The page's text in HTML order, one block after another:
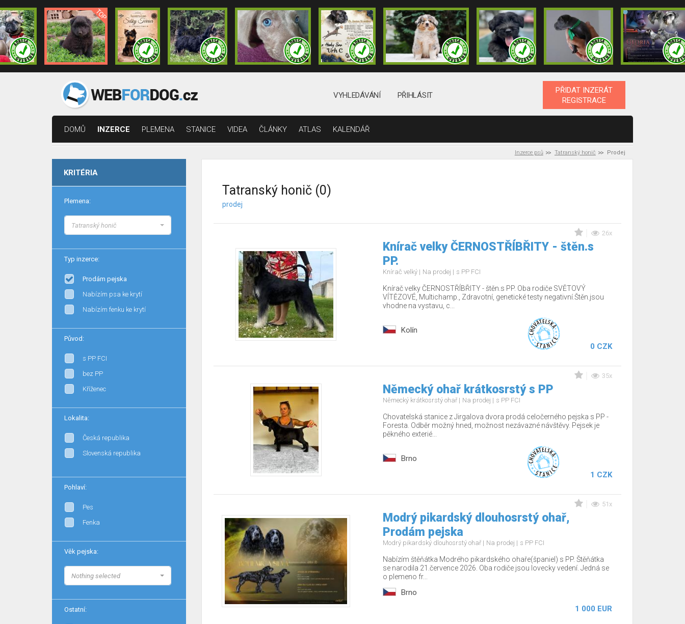
VYHLEDÁVÁNÍ PŘIHLÁSIT
PŘIDAT INZERÁT
REGISTRACE
DOMŮ INZERCE PLEMENA STANICE VIDEA ČLÁNKY ATLAS KALENDÁŘ
Inzerce psů Tatranský honič Prodej
KRITÉRIA
Plemena:
Tatranský honič
Typ inzerce:
Prodám pejska
Nabízím psa ke krytí
Nabízím fenku ke krytí
Původ:
s PP FCI
bez PP
Kříženec
Lokalita:
Česká republika
Slovenská republika
Pohlaví:
Pes
Fenka
Věk pejska:
Nothing selected
Ostatní:
Tatranský honič (0)
prodej
26x
Knírač velky ČERNOSTŘÍBŘITY - štěn.s
PP.
Knírač velký Na prodej s PP FCI
Knírač velky ČERNOSTŘÍBŘITY - štěn.s PP. Oba rodiče SVĚTOVÝ
VÍTĚZOVÉ, Multichamp., Zdravotní, genetické testy negativní.Štěn.jsou
vhodne na vystavu, c...
Kolín
0 CZK
35x
Německý ohař krátkosrstý s PP
Německý krátkosrstý ohař Na prodej s PP FCI
Chovatelská stanice z Jirgalova dvora prodá celočerného pejska s PP -
Foresta. Odběr možný hned, možnost nezávazné návštěvy. Pejsek je
pěkného exterié...
Brno
1 CZK
51x
Modrý pikardský dlouhosrstý ohař,
Prodám pejska
Modrý pikardský dlouhosrstý ohař Na prodej s PP FCI
Nabízím štěňátka Modrého pikardského ohaře(španiel) s PP. Štěňátka
se narodila 21.července 2026. Oba rodiče jsou lovecky vedení. Jedná se
o plemeno fr...
Brno
1 000 EUR